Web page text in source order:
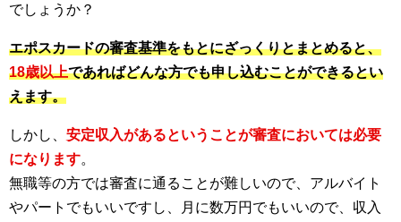
でしょうか？
エポスカードの審査基準をもとにざっくりとまとめると、
18歳以上であればどんな方でも申し込むことができるとい
えます。
しかし、 安定収入があるということが審査においては必要
になります。
無職等の方では審査に通ることが難しいので、アルバイト
やパートでもいいですし、月に数万円でもいいので、収入